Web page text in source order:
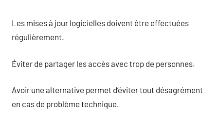
Les mises à jour logicielles doivent être effectuées
régulièrement.
Éviter de partager les accès avec trop de personnes.
Avoir une alternative permet d’éviter tout désagrément
en cas de problème technique.